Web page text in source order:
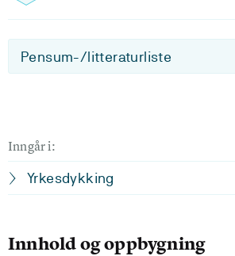
Pensum-/litteraturliste
Inngår i:
Yrkesdykking
Innhold og oppbygning